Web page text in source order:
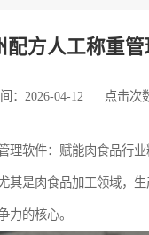
配方人工称重
：2026-04-12 点击次
理软件：赋能肉食品行
其是肉食品加工领域，
力的核心。
禁电子台账系统